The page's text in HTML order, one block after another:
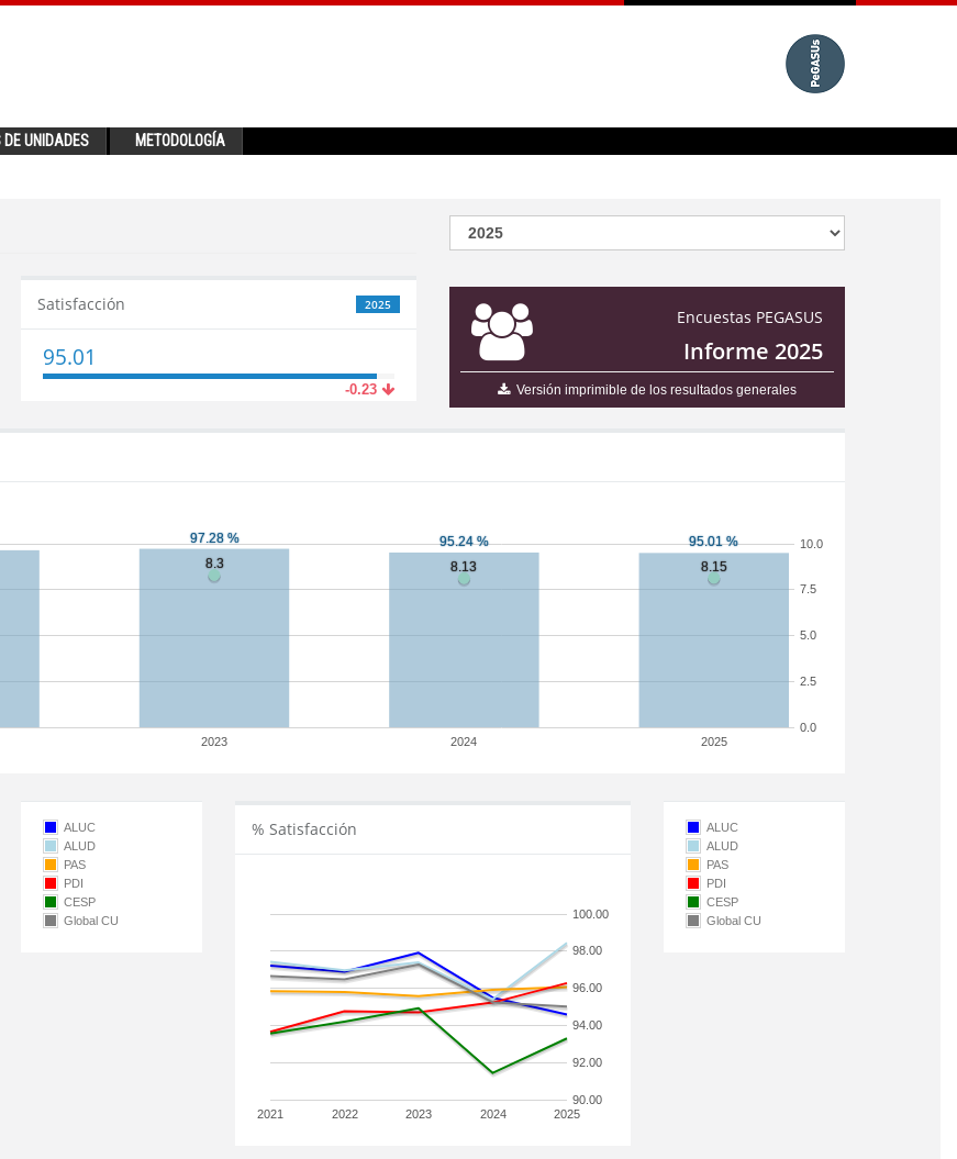
DE UNIDADES METODOLOGÍA
Encuestas PEGASUS
Informe 2025
Versión imprimible de los resultados generales
2025
Satisfacción
95.01
-0.23
2023 2024 2025
0.0
2.5
5.0
7.5
10.0
ALUC
ALUD
PAS
PDI
CESP
Global CU
% Satisfacción
2021 2022 2023 2024 2025
90.00
92.00
94.00
96.00
98.00
100.00
ALUC
ALUD
PAS
PDI
CESP
Global CU